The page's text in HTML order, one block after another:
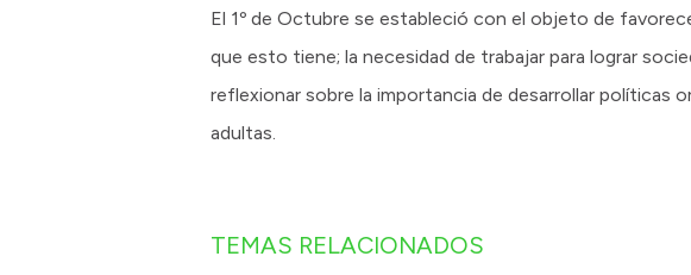
El 1º de Octubre se estableció con el objeto de
que esto tiene; la necesidad de trabajar para lograr
reflexionar sobre la importancia de desarrollar políticas
adultas.
TEMAS RELACIONADOS